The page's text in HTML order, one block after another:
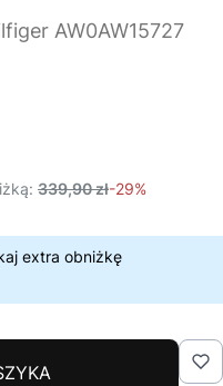
AW0AW15727
339,90 zł-29%
extra obniżkę